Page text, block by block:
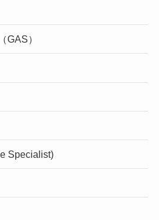
GAS）
Specialist)